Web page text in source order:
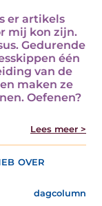
er artikels
mij kon zijn.
Gedurende
één
van de
maken ze
Oefenen?
Lees meer >
over
dagcolumn